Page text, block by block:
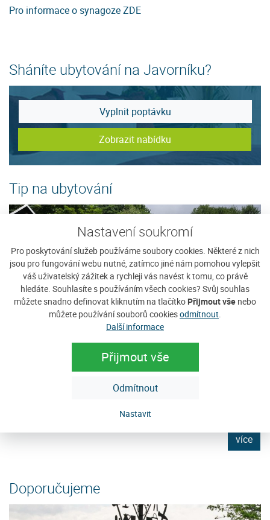
Nastavení soukromí
Pro poskytování služeb používáme soubory cookies. Některé z nich
jsou pro fungování webu nutné, zatímco jiné nám pomohou vylepšit
váš uživatelský zážitek a rychleji vás navést k tomu, co právě
hledáte. Souhlasíte s používáním všech cookies? Svůj souhlas
můžete snadno definovat kliknutím na tlačítko Přijmout vše nebo
můžete používání souborů cookiesodmítnout
Další informace
Přijmout vše
Odmítnout
Nastavit
Pro informace o synagoze ZDE
Sháníte ubytování na Javorníku?
Vyplnit poptávku
Zobrazit nabídku
Tip na ubytování
Tábor Javorníček
Táborová základna s 15 chatkami pro 4
osoby zve malé i velké táborníky, všechny, kteří mají rádi
Cena: 600 Kč za pokoj / noc
více
Doporučujeme